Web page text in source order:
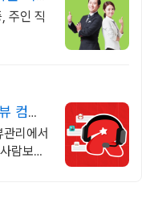
주인 직
컴플
리에서
람보다